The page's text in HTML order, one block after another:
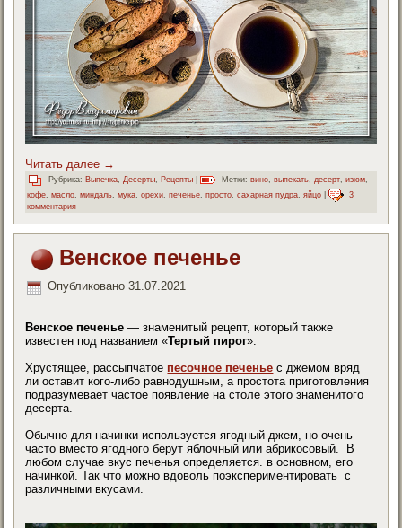
Читать далее →
Рубрика: Выпечка,Десерты, Рецепты Метки: вино,выпекать,десерт,изюм,
кофе ,масло ,миндаль ,мука ,орехи ,печенье ,просто ,сахарная пудра ,яйцо |
3
комментария
Венское печенье
Опубликовано 31.07.2021
Венское печенье — знаменитый рецепт, который также
известен под названием «Тертый пирог».
Хрустящее, рассыпчатое песочное печенье с джемом вряд
ли оставит кого-либо равнодушным, а простота приготовления
подразумевает частое появление на столе этого знаменитого
десерта.
Обычно для начинки используется ягодный джем, но очень
часто вместо ягодного берут яблочный или абрикосовый. В
любом случае вкус печенья определяется. в основном, его
начинкой. Так что можно вдоволь поэкспериментировать с
различными вкусами.